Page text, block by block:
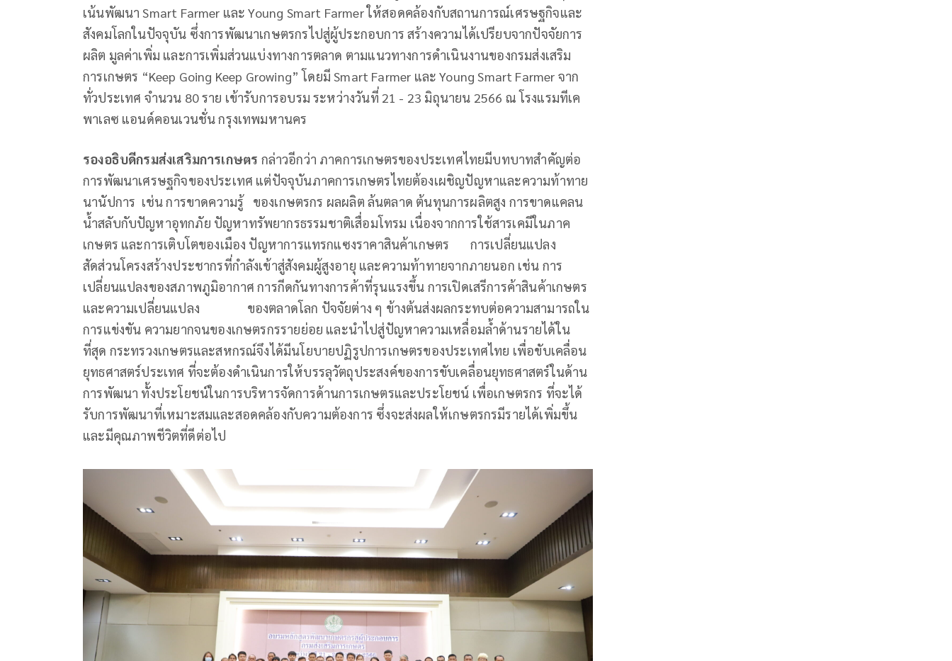
เน้นพัฒนา Smart Farmer และ Young Smart Farmer ให้สอดคล้องกับสถานการณ์เศรษฐกิจและ
สังคมโลกในปัจจุบัน ซึ่งการพัฒนาเกษตรกรไปสู่ผู้ประกอบการ สร้างความได้เปรียบจากปัจจัยการ
ผลิต มูลค่าเพิ่ม และการเพิ่มส่วนแบ่งทางการตลาด ตามแนวทางการดำเนินงานของกรมส่งเสริม
การเกษตร “Keep Going Keep Growing” โดยมี Smart Farmer และ Young Smart Farmer จาก
ทั่วประเทศ จำนวน 80 ราย เข้ารับการอบรม ระหว่างวันที่ 21 - 23 มิถุนายน 2566 ณ โรงแรมทีเค
พาเลซ แอนด์คอนเวนชั่น กรุงเทพมหานคร
รองอธิบดีกรมส่งเสริมการเกษตร กล่าวอีกว่า ภาคการเกษตรของประเทศไทยมีบทบาทสำคัญต่อ
การพัฒนาเศรษฐกิจของประเทศ แต่ปัจจุบันภาคการเกษตรไทยต้องเผชิญปัญหาและความท้าทาย
นานัปการ เช่น การขาดความรู้ ของเกษตรกร ผลผลิต ล้นตลาด ต้นทุนการผลิตสูง การขาดแคลน
น้ำสลับกับปัญหาอุทกภัย ปัญหาทรัพยากรธรรมชาติเสื่อมโทรม เนื่องจากการใช้สารเคมีในภาค
เกษตร และการเติบโตของเมือง ปัญหาการแทรกแซงราคาสินค้าเกษตร การเปลี่ยนแปลง
สัดส่วนโครงสร้างประชากรที่กำลังเข้าสู่สังคมผู้สูงอายุ และความท้าทายจากภายนอก เช่น การ
เปลี่ยนแปลงของสภาพภูมิอากาศ การกีดกันทางการค้าที่รุนแรงขึ้น การเปิดเสรีการค้าสินค้าเกษตร
และความเปลี่ยนแปลง ของตลาดโลก ปัจจัยต่าง ๆ ข้างต้นส่งผลกระทบต่อความสามารถใน
การแข่งขัน ความยากจนของเกษตรกรรายย่อย และนำไปสู่ปัญหาความเหลื่อมล้ำด้านรายได้ใน
ที่สุด กระทรวงเกษตรและสหกรณ์จึงได้มีนโยบายปฏิรูปการเกษตรของประเทศไทย เพื่อขับเคลื่อน
ยุทธศาสตร์ประเทศ ที่จะต้องดำเนินการให้บรรลุวัตถุประสงค์ของการขับเคลื่อนยุทธศาสตร์ในด้าน
การพัฒนา ทั้งประโยชน์ในการบริหารจัดการด้านการเกษตรและประโยชน์ เพื่อเกษตรกร ที่จะได้
รับการพัฒนาที่เหมาะสมและสอดคล้องกับความต้องการ ซึ่งจะส่งผลให้เกษตรกรมีรายได้เพิ่มขึ้น
และมีคุณภาพชีวิตที่ดีต่อไป